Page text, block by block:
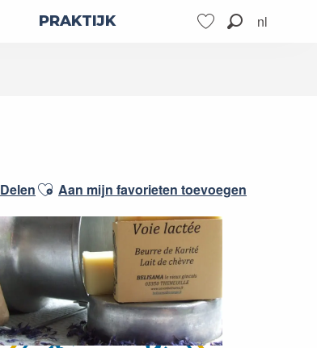
nl
PRAKTIJK
DelenAjouter aux favoris
Aan mijn favorieten toevoegen